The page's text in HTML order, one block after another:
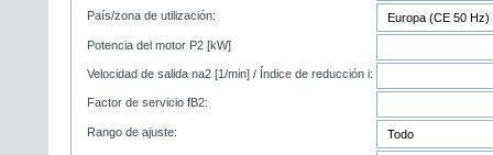
País/zona de utilización:
Potencia del motor P2 [kW]
Velocidad de salida na2 [1/min] / Índice de reducción i:
Factor de servicio fB2:
Rango de ajuste: